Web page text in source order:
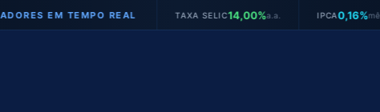
EM TEMPO REAL TAXA SELIC14,00%a.a. IPCA 0,16%mês